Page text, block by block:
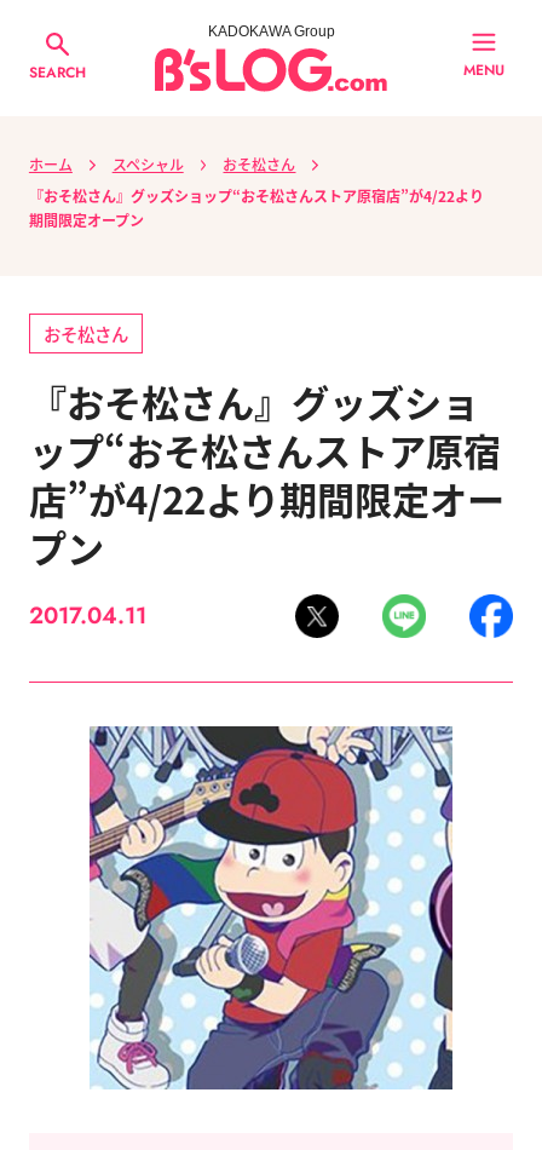
SEARCH
KADOKAWA Group
MENU
ホーム スペシャル
おそ松さん
『おそ松さん』グッズショップ“おそ松さんストア原宿店”が4/22より
期間限定オープン
おそ松さん
『おそ松さん』グッズショ
ップ“おそ松さんストア原宿
店”が4/22より期間限定オー
プン
2017.04.11